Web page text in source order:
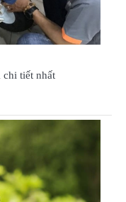
chi tiết nhất